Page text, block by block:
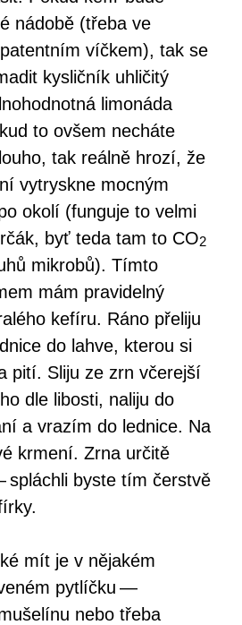
nádobě (třeba ve
víčkem), tak se
kysličník uhličitý
limonáda
to ovšem necháte
tak reálně hrozí, že
vytryskne mocným
okolí (funguje to velmi
byť teda tam to CO2
mikrobů). Tímto
mám pravidelný
kefíru. Ráno přeliju
do lahve, kterou si
pití. Sliju ze zrn včerejší
dle libosti, naliju do
a vrazím do lednice. Na
krmení. Zrna určitě
spláchli byste tím čerstvě
mít je v nějakém
pytlíčku —
nebo třeba